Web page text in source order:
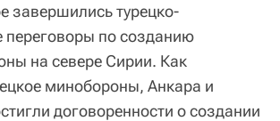
завершились турецко-
переговоры по созданию
на севере Сирии. Как
минобороны, Анкара и
договоренности о создании